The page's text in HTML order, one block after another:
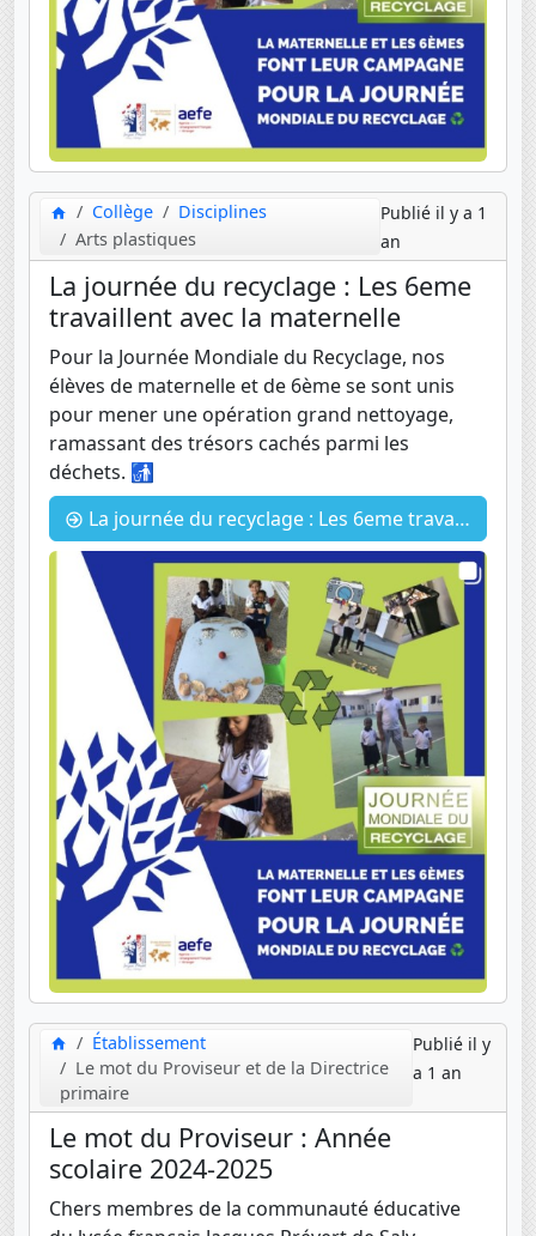
Collège
Disciplines
Arts plastiques
Publié il y a 1
an
La journée du recyclage : Les 6eme
travaillent avec la maternelle
Pour la Journée Mondiale du Recyclage, nos
élèves de maternelle et de 6ème se sont unis
pour mener une opération grand nettoyage,
ramassant des trésors cachés parmi les
déchets. 🚮
La journée du recyclage : Les 6eme travaillent avec la maternelle
Établissement
Le mot du Proviseur et de la Directrice
primaire
Publié il y
a 1 an
Le mot du Proviseur : Année
scolaire 2024-2025
Chers membres de la communauté éducative